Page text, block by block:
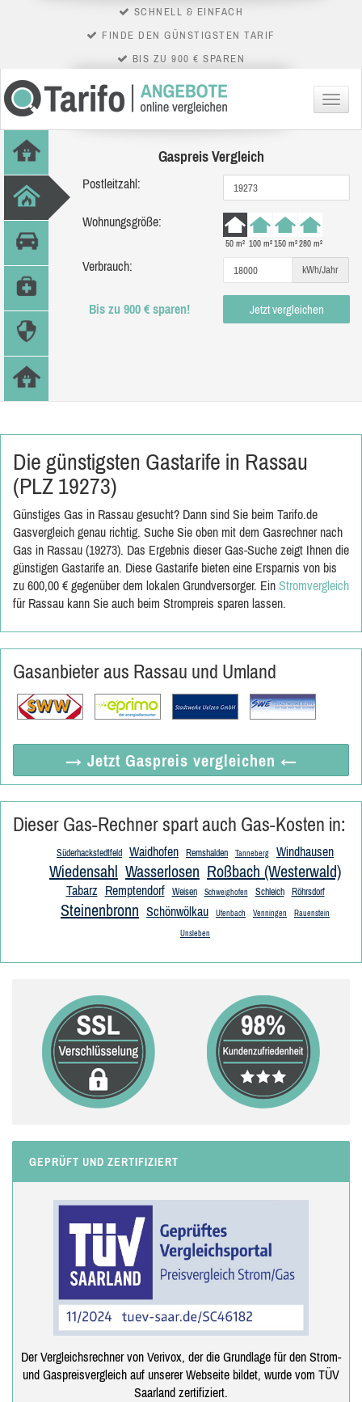
SCHNELL & EINFACH
FINDE DEN GÜNSTIGSTEN TARIF
BIS ZU 900 € SPAREN
Menü
Gaspreis Vergleich
Postleitzahl:
Wohnungsgröße:
50 m² 100 m²150 m²280 m²
Verbrauch: kWh/Jahr
Bis zu 900 € sparen! Jetzt vergleichen
Die günstigsten Gastarife in Rassau
(PLZ 19273)
Günstiges Gas in Rassau gesucht? Dann sind Sie beim Tarifo.de
Gasvergleich genau richtig. Suche Sie oben mit dem Gasrechner nach
Gas in Rassau (19273). Das Ergebnis dieser Gas-Suche zeigt Ihnen die
günstigen Gastarife an. Diese Gastarife bieten eine Ersparnis von bis
zu 600,00 € gegenüber dem lokalen Grundversorger. Ein Stromvergleich
für Rassau kann Sie auch beim Strompreis sparen lassen.
Gasanbieter aus Rassau und Umland
→ Jetzt Gaspreis vergleichen ←
Dieser Gas-Rechner spart auch Gas-Kosten in:
Süderhackstedtfeld Waidhofen Remshalden Tanneberg Windhausen
Wiedensahl Wasserlosen Roßbach (Westerwald)
Tabarz Remptendorf Weisen Schweighofen Schleich Röhrsdorf
Steinenbronn Schönwölkau Utenbach Venningen Rauenstein
Unsleben
GEPRÜFT UND ZERTIFIZIERT
Der Vergleichsrechner von Verivox, der die Grundlage für den Strom-
und Gaspreisvergleich auf unserer Webseite bildet, wurde vom TÜV
Saarland zertifiziert.